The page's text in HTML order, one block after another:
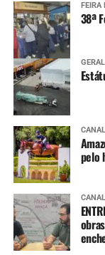
FEIRA
38ª
GERAL
pelo